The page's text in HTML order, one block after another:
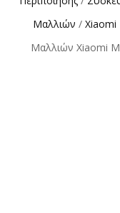
Μαλλιών / Xiaomi
Μαλλιών Xiaomi